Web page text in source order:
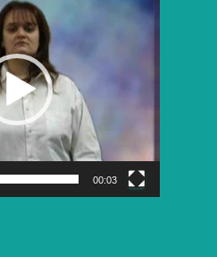
vidéo
00:03